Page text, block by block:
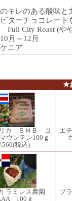
キレのある酸味と
ターチョコレート
Full City Roast (や
月～12月
ニア
★
リカ ＳＨＢ コ
ウンテン100ｇ
\560(税込)
エ
ラミレス農園
100ｇ
ブ